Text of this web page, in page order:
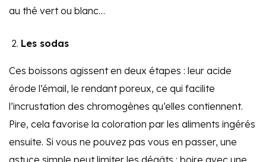
au thé vert ou blanc…
Les sodas
Ces boissons agissent en deux étapes : leur acide
érode l’émail, le rendant poreux, ce qui facilite
l’incrustation des chromogènes qu’elles contiennent.
Pire, cela favorise la coloration par les aliments ingérés
ensuite. Si vous ne pouvez pas vous en passer, une